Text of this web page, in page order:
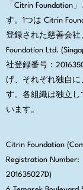
「Citrin Foundation
す。1つは Citrin
登録された慈善会社
Foundation Ltd.
社登録番号：
げ、それぞれ独自
す。各組織は独立
います。
Citrin Foundation
Registration Number:
201635027D)